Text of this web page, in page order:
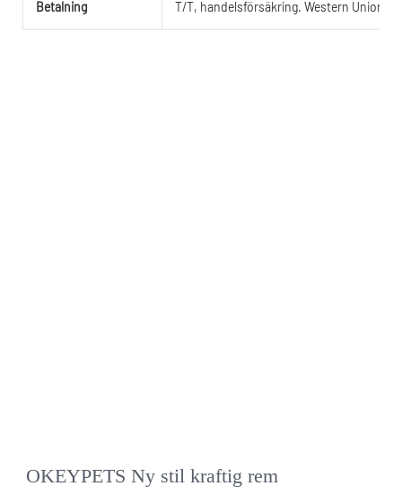
Betalning T/T, handelsförsäkring. Western Union
OKEYPETS Ny stil kraftig rem